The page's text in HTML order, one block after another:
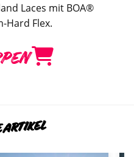
Laces mit BOA®
Hard Flex.